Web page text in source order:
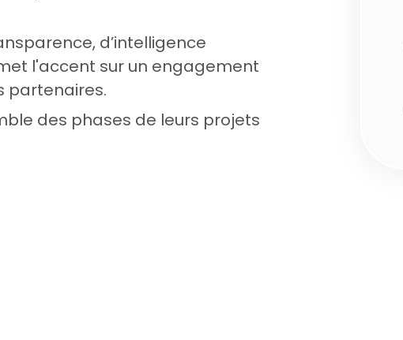
d’intelligence
l'accent sur un engagement
partenaires.
des phases de leurs projets